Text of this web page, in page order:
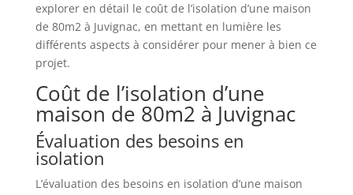
explorer en détail le coût de l’isolation d’une maison
de 80m2 à Juvignac, en mettant en lumière les
différents aspects à considérer pour mener à bien ce
projet.
Coût de l’isolation d’une
maison de 80m2 à Juvignac
Évaluation des besoins en
isolation
L’évaluation des besoins en isolation d’une maison